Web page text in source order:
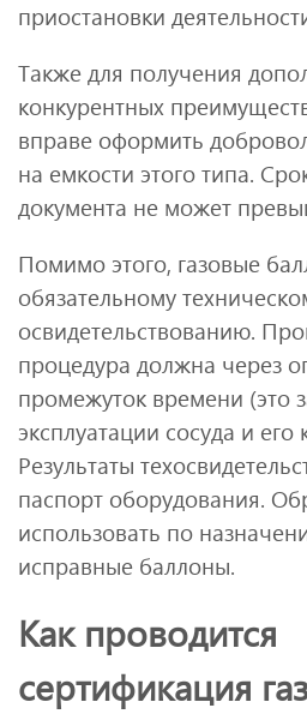
приостановки
Также для получения
конкурентных
вправе оформить
на емкости этого типа.
документа не может
Помимо этого, газовые
обязательному
освидетельствованию.
процедура должна через
промежуток времени (это
эксплуатации сосуда и его
Результаты
паспорт оборудования.
использовать по
исправные баллоны.
Как проводится
сертификация